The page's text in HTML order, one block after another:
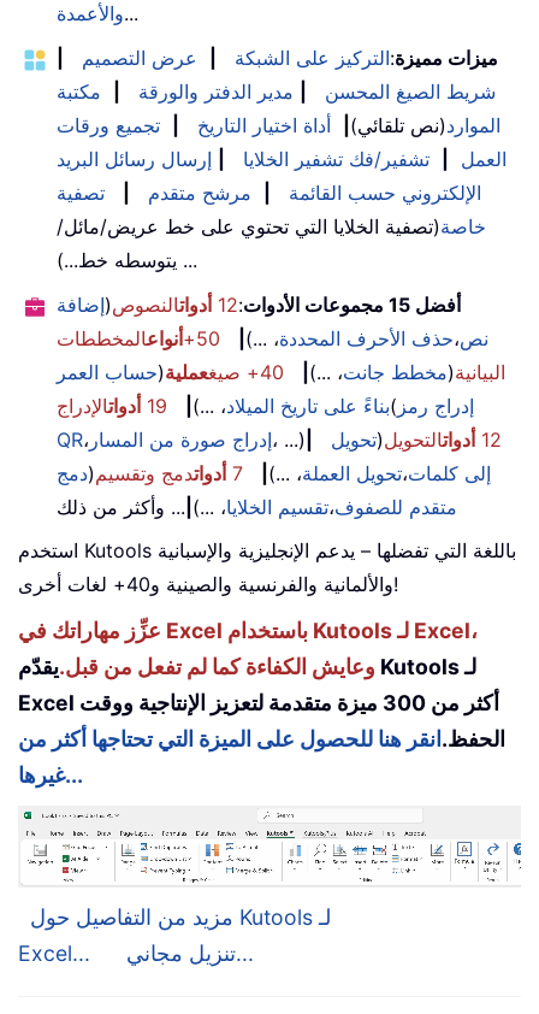
والأعمدة...
ميزات مميزة:التركيز على الشبكة عرض التصميم
شريط الصيغ المحسن
مدير الدفتر والورقة
مكتبة
الموارد(نص تلقائي) أداة اختيار التاريخ
تجميع ورقات
العمل
تشفير/فك تشفير الخلايا
إرسال رسائل البريد
الإلكتروني حسب القائمة
مرشح متقدم
تصفية
خاصة(تصفية الخلايا التي تحتوي على خط عريض/مائل/
يتوسطه خط...) ...
أفضل 15 مجموعات الأدوات
:
12 أدواتالنصوص(إضافة
نص،حذف الأحرف المحددة، ...) 50+ أنواعالمخططات
البيانية(مخطط جانت، ...) 40+ صيغ عملية(حساب العمر
بناءً على تاريخ الميلاد، ...) 19 أدواتالإدراج ( إدراج رمز
QR، إدراج صورة من المسار، ...) 12 أدواتالتحويل(تحويل
إلى كلمات،تحويل العملة، ...) 7 أدواتدمج وتقسيم(دمج
متقدم للصفوف،تقسيم الخلايا، ...) ... وأكثر من ذلك
استخدم Kutools باللغة التي تفضلها – يدعم الإنجليزية والإسبانية
والألمانية والفرنسية والصينية و40+ لغات أخرى!
عزِّز مهاراتك في Excel باستخدام Kutools لـ Excel،
وعايش الكفاءة كما لم تفعل من قبل.يقدّم Kutools لـ
Excel أكثر من 300 ميزة متقدمة لتعزيز الإنتاجية ووقت
الحفظ. انقر هنا للحصول على الميزة التي تحتاجها أكثر من
غيرها...
مزيد من التفاصيل حول Kutools لـ
Excel...
تنزيل مجاني...